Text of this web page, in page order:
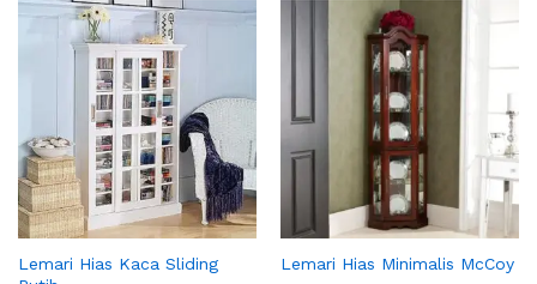
Lemari Hias Kaca Sliding
Lemari Hias Minimalis McCoy